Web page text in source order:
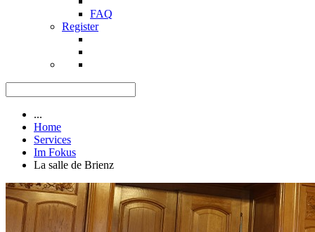
FAQ
Register
...
Home
Services
Im Fokus
La salle de Brienz